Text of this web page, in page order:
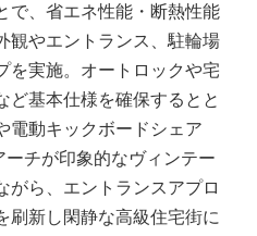
で、省エネ性能・断熱性能
観やエントランス、駐輪場
を実施。オートロックや宅
ど基本仕様を確保するとと
電動キックボードシェア
ーチが印象的なヴィンテー
がら、エントランスアプロ
刷新し閑静な高級住宅街に